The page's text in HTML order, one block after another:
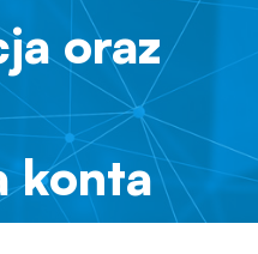
oraz
konta